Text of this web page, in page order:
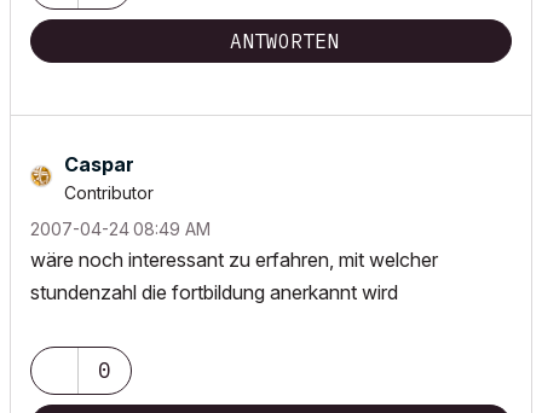
ANTWORTEN
Caspar
Contributor
‎2007-04-2408:49 AM
wäre noch interessant zu erfahren, mit welcher
stundenzahl die fortbildung anerkannt wird
0